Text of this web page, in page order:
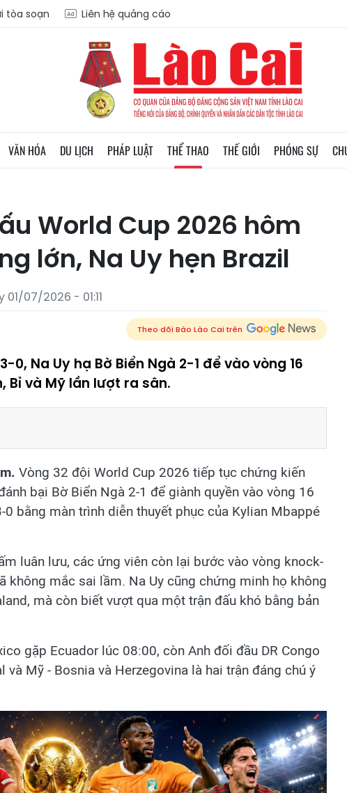
tòa soạn Liên hệ quảng cáo
VĂN HÓA DU LỊCH PHÁP LUẬT THỂ THAO THẾ GIỚI PHÓNG SỰ
World Cup 2026 hôm
lớn, Na Uy hẹn Brazil
01/07/2026 - 01:11
Theo dõi Báo Lào Cai trên
0, Na Uy hạ Bờ Biển Ngà 2-1 để vào vòng 16
Bỉ và Mỹ lần lượt ra sân.
Vòng 32 đội World Cup 2026 tiếp tục chứng kiến
bại Bờ Biển Ngà 2-1 để giành quyền vào vòng 16
bằng màn trình diễn thuyết phục của Kylian Mbappé
luân lưu, các ứng viên còn lại bước vào vòng knock-
không mắc sai lầm. Na Uy cũng chứng minh họ không
mà còn biết vượt qua một trận đấu khó bằng bản
gặp Ecuador lúc 08:00, còn Anh đối đầu DR Congo
và Mỹ - Bosnia và Herzegovina là hai trận đáng chú ý